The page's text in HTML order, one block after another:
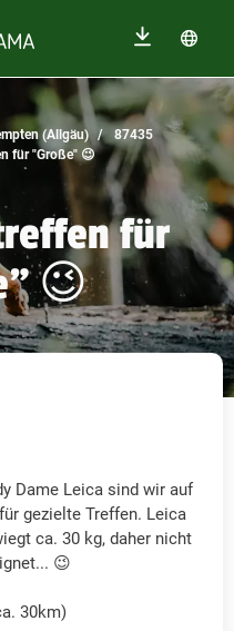
(Allgäu)
87435
für "Große" 😉
für
😉
Dame Leica sind wir auf
gezielte Treffen. Leica
ca. 30 kg, daher nicht
😉
30km)